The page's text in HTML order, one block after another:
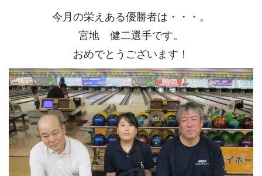
今月の栄えある優勝者は・・・。
宮地 健二選手です。
おめでとうございます！